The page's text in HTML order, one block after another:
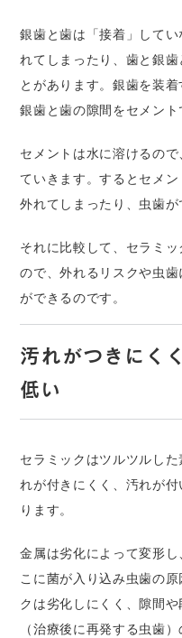
銀歯と歯は「接着」して
れてしまったり、歯と銀
とがあります。銀歯を装
銀歯と歯の隙間をセメント
セメントは水に溶けるの
ていきます。するとセメン
外れてしまったり、虫歯が
それに比較して、セラミ
ので、外れるリスクや虫
ができるのです。
汚れがつきにく
低い
セラミックはツルツルし
れが付きにくく、汚れが
ります。
金属は劣化によって変形
こに菌が入り込み虫歯の
クは劣化しにくく、隙間
（治療後に再発する虫歯